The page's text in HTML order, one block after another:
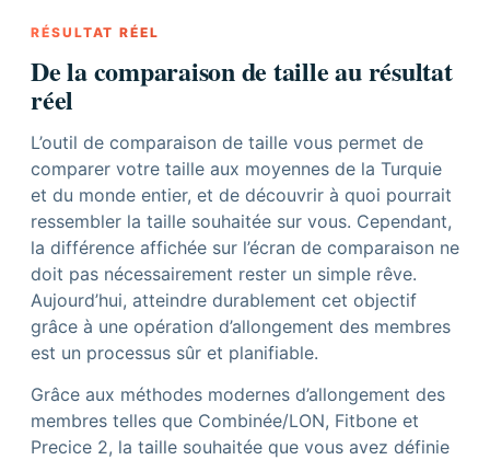
RÉSULTAT RÉEL
De la comparaison de taille au résultat
réel
L’outil de comparaison de taille vous permet de
comparer votre taille aux moyennes de la Turquie
et du monde entier, et de découvrir à quoi pourrait
ressembler la taille souhaitée sur vous. Cependant,
la différence affichée sur l’écran de comparaison ne
doit pas nécessairement rester un simple rêve.
Aujourd’hui, atteindre durablement cet objectif
grâce à une opération d’allongement des membres
est un processus sûr et planifiable.
Grâce aux méthodes modernes d’allongement des
membres telles que Combinée/LON, Fitbone et
Precice 2, la taille souhaitée que vous avez définie